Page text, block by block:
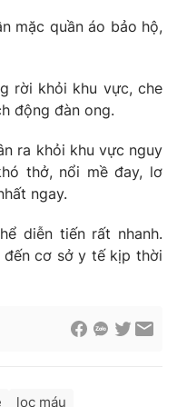
Nam
tử số 483/GP-BTTTT
mặc quần áo bảo hộ,
rời khỏi khu vực, che
động đàn ong.
ra khỏi khu vực nguy
thở, nổi mề đay, lơ
ngay.
diễn tiến rất nhanh.
đến cơ sở y tế kịp thời
lọc máu